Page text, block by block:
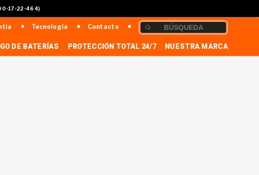
17-22-464)
Contacto
Tecnología
NUESTRA MARCA
PROTECCIÓN TOTAL 24/7
DE BATERÍAS